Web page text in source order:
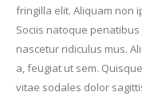
fringilla elit. Aliquam non
Sociis natoque
nascetur ridiculus mus.
a, feugiat ut sem.
vitae sodales dolor